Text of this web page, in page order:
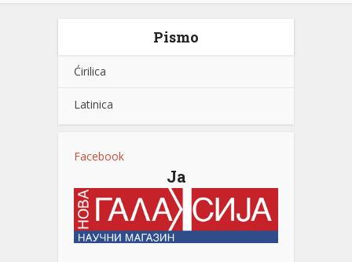
Pismo
Ćirilica
Latinica
Facebook
Ja